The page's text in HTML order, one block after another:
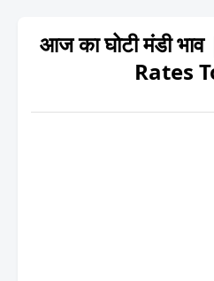
आज का घोटी मंडी
Rates